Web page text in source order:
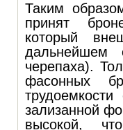
Таким
принят
который
черепаха).
фасонных
зализанной
высокой,